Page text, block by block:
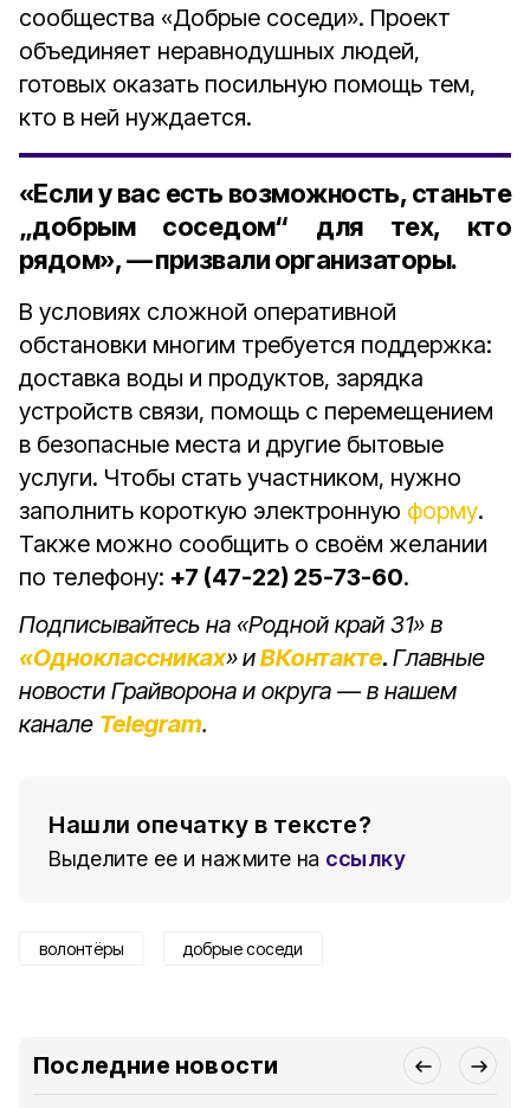
сообщества «Добрые соседи». Проект
объединяет неравнодушных людей,
готовых оказать посильную помощь тем,
кто в ней нуждается.
«Если у вас есть возможность, станьте
„добрым соседом“ для тех, кто
рядом», — призвали организаторы.
В условиях сложной оперативной
обстановки многим требуется поддержка:
доставка воды и продуктов, зарядка
устройств связи, помощь с перемещением
в безопасные места и другие бытовые
услуги. Чтобы стать участником, нужно
заполнить короткую электронную форму.
Также можно сообщить о своём желании
по телефону: +7 (47-22) 25-73-60.
Подписывайтесь на «Родной край 31» в
«Одноклассниках»иВКонтакте. Главные
новости Грайворона и округа — в нашем
канале Telegram.
Нашли опечатку в тексте?
Выделите ее и нажмите на ссылку
волонтёры добрые соседи
Последние новости